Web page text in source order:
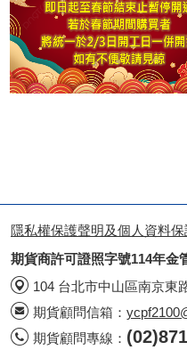
隱私權保護聲明及個人資料
期貨商許可證照字號114年金
104 台北市中山區南京東
期貨顧問信箱：
期貨顧問專線：